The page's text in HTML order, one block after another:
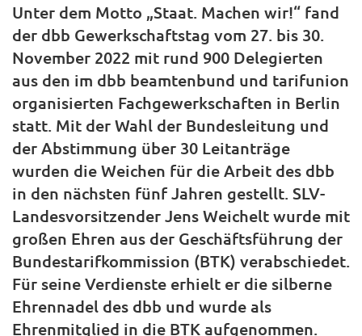
Unter dem Motto „Staat. Machen wir!“ fand
der dbb Gewerkschaftstag vom 27. bis 30.
November 2022 mit rund 900 Delegierten
aus den im dbb beamtenbund und tarifunion
organisierten Fachgewerkschaften in Berlin
statt. Mit der Wahl der Bundesleitung und
der Abstimmung über 30 Leitanträge
wurden die Weichen für die Arbeit des dbb
in den nächsten fünf Jahren gestellt. SLV-
Landesvorsitzender Jens Weichelt wurde mit
großen Ehren aus der Geschäftsführung der
Bundestarifkommission (BTK) verabschiedet.
Für seine Verdienste erhielt er die silberne
Ehrennadel des dbb und wurde als
Ehrenmitglied in die BTK aufgenommen.